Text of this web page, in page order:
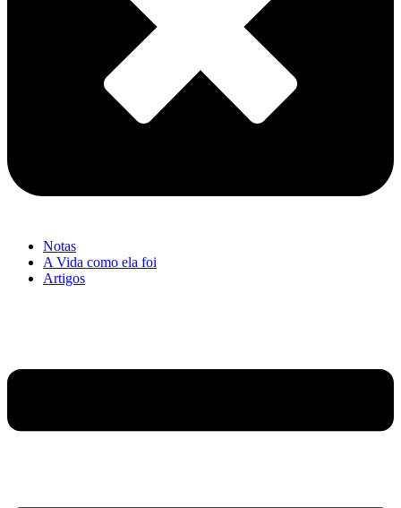
Notas
A Vida como ela foi
Artigos